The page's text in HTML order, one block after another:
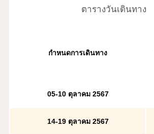
ตารางวันเดินทาง
กำหนดการเดินทาง
05-10 ตุลาคม 2567
14-19 ตุลาคม 2567